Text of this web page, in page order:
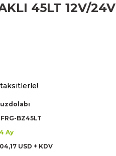
45LT 12V/24V
taksitlerle!
BZ45LT
Ay
USD + KDV